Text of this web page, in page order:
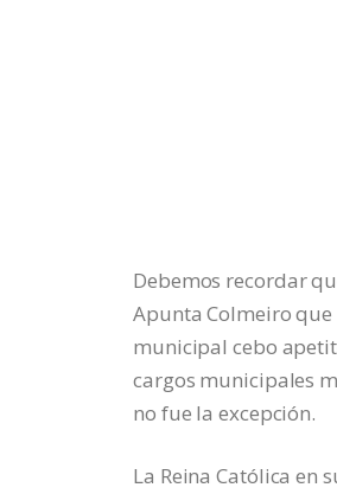
Debemos recordar
Apunta Colmeiro
municipal cebo
cargos municipales
no fue la excepción.
La Reina Católica en